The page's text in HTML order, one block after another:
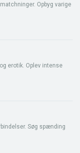
Opbyg varige
erotik. Oplev intense
Søg spænding